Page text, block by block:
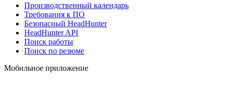
Производственный календарь
Требования к ПО
Безопасный HeadHunter
HeadHunter API
Поиск работы
Поиск по резюме
Мобильное приложение